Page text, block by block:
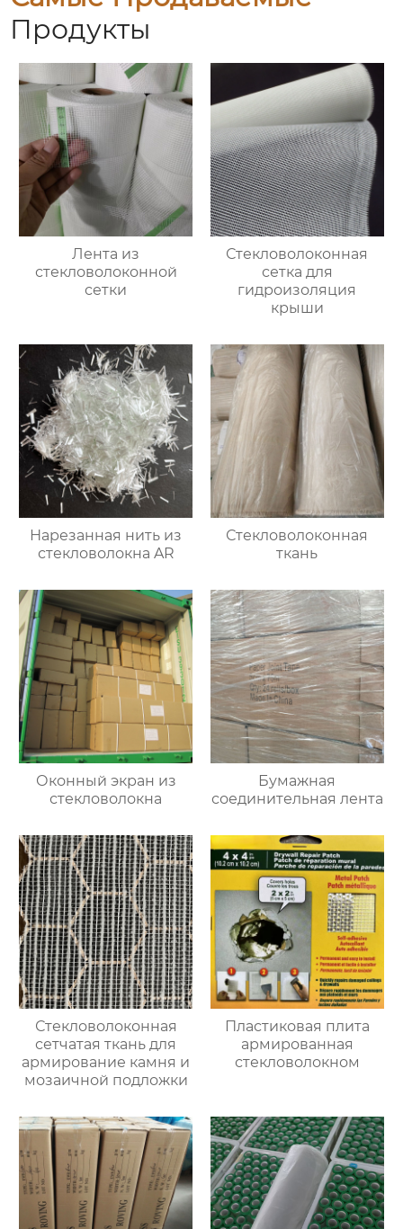
Продукты
Лента из
стекловолоконной
сетки
Стекловолоконная
сетка для
гидроизоляция
крыши
Нарезанная нить из
стекловолокна AR
Стекловолоконная
ткань
Оконный экран из
стекловолокна
Бумажная
соединительная лента
Стекловолоконная
сетчатая ткань для
армирование камня и
мозаичной подложки
Пластиковая плита
армированная
стекловолокном